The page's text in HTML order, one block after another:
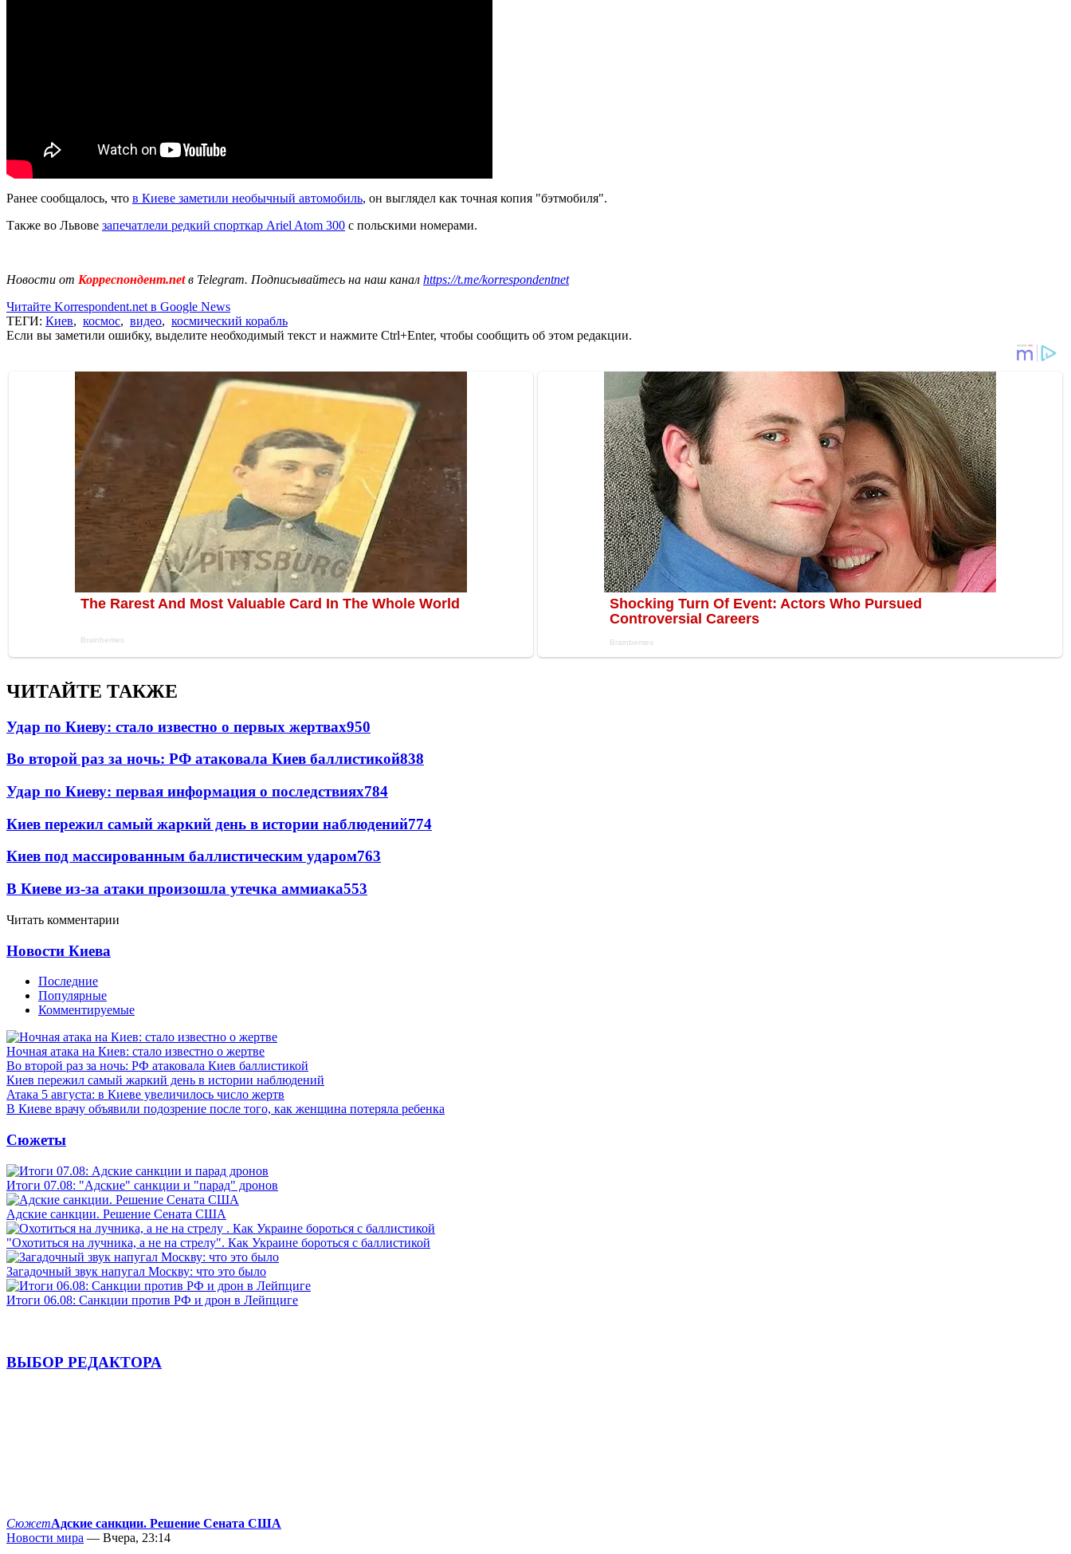
Ранее сообщалось, что в Киеве заметили необычный автомобиль, он выглядел как точная копия "бэтмобиля".
Также во Львове запечатлели редкий спорткар Ariel Atom 300 с польскими номерами.
Новости от Корреспондент.netв Telegram. Подписывайтесь на наш канал https://t.me/korrespondentnet
Читайте Korrespondent.net в Google News
ТЕГИ: Киев, космос, видео, космический корабль
Если вы заметили ошибку, выделите необходимый текст и нажмите Ctrl+Enter, чтобы сообщить об этом редакции.
ЧИТАЙТЕ ТАКЖЕ
Удар по Киеву: стало известно о первых жертвах950
Во второй раз за ночь: РФ атаковала Киев баллистикой838
Удар по Киеву: первая информация о последствиях784
Киев пережил самый жаркий день в истории наблюдений774
Киев под массированным баллистическим ударом763
В Киеве из-за атаки произошла утечка аммиака553
Читать комментарии
Новости Киева
Последние
Популярные
Комментируемые
Ночная атака на Киев: стало известно о жертве
Во второй раз за ночь: РФ атаковала Киев баллистикой
Киев пережил самый жаркий день в истории наблюдений
Атака 5 августа: в Киеве увеличилось число жертв
В Киеве врачу объявили подозрение после того, как женщина потеряла ребенка
Сюжеты
Итоги 07.08: "Адские" санкции и "парад" дронов
Адские санкции. Решение Сената США
"Охотиться на лучника, а не на стрелу". Как Украине бороться с баллистикой
Загадочный звук напугал Москву: что это было
Итоги 06.08: Санкции против РФ и дрон в Лейпциге
ВЫБОР РЕДАКТОРА
СюжетАдские санкции. Решение Сената США
Новости мира — Вчера, 23:14